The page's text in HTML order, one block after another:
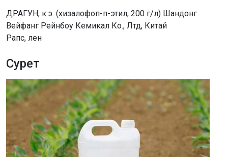
ДРАГУН, к.э. (хизалофоп-п-этил, 200 г/л) Шандонг
Вейфанг Рейнбоу Кемикал Ко., Лтд, Китай
Рапс, лен
Сурет